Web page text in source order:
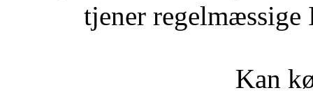
tjener regelmæssige
Kan